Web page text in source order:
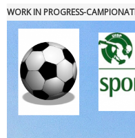
WORK IN PROGRESS-